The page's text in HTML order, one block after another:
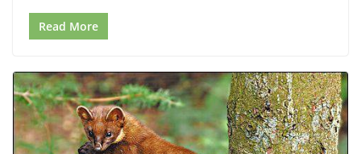
Read More